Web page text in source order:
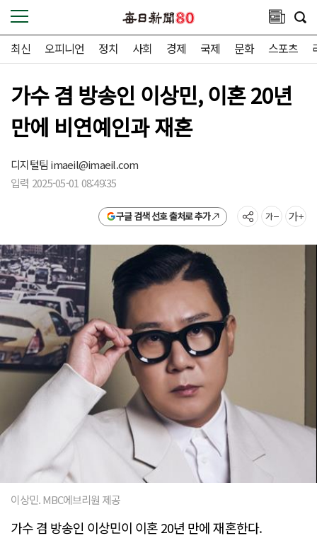
최신 오피니언 정치 사회 경제 국제 문화 스포츠
가수 겸 방송인 이상민, 이혼 20년
만에 비연예인과 재혼
디지털팀 imaeil@imaeil.com
입력 2025-05-01 08:49:35
구글 검색 선호 출처로 추가
이상민. MBC에브리원 제공
가수 겸 방송인 이상민이 이혼 20년 만에 재혼한다.